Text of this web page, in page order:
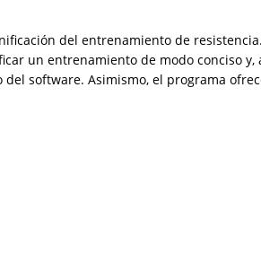
del entrenamiento de
un entrenamiento de modo conciso
software. Asimismo, el programa